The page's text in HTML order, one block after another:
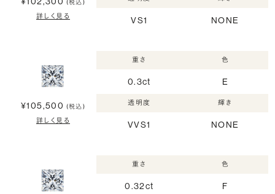
(税込)
詳しく見る VS1 NONE
¥105,500 (税込)
詳しく見る
重さ
0.3ct
色
E
透明度
VVS1
輝き
NONE
重さ
0.32ct
色
F